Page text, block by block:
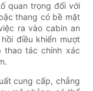
quan trọng đối với
thang có bề mặt
ra vào cabin an
điều khiển mượt
thao tác chính xác
cung cấp, chẳng